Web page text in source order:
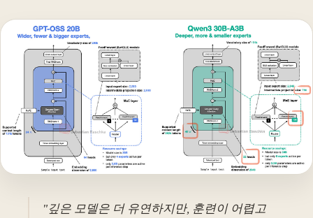
"깊은 모델은 더 유연하지만, 훈련이 어렵고